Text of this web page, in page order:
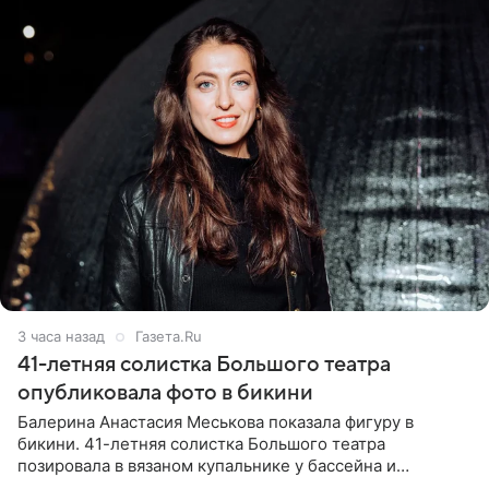
3 часа назад Газета.Ru
41-летняя солистка Большого театра
опубликовала фото в бикини
Балерина Анастасия Меськова показала фигуру в
бикини. 41-летняя солистка Большого театра
позировала в вязаном купальнике у бассейна и